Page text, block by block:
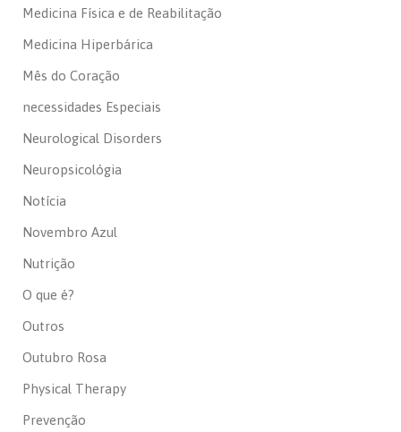
Medicina Física e de Reabilitação
Medicina Hiperbárica
Mês do Coração
necessidades Especiais
Neurological Disorders
Neuropsicológia
Notícia
Novembro Azul
Nutrição
O que é?
Outros
Outubro Rosa
Physical Therapy
Prevenção